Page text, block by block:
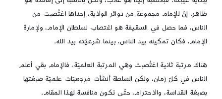
ظاهر. إنّ للإمام مجموعة من دوائر الولاية، إحداها اغتُصبت من
الناس، فما حصل في السقيفة هو اغتصاب لسلطان الإمام، ولإمارة
الإمام، فكان تمكينه بيد الناس، بينما شرعيّته بيد الله.
هناك مرتبة ثانية اغتُصبت وهي المرتبة العلميّة، فالإمام بقي أعلم
الناس في كلّ زمان، ولكن السلطة أنشأت مرجعيّات علميّة صبغتها
بصبغة القداسة، والاحترام، حتّى تكون منافسة لهذا المقام.